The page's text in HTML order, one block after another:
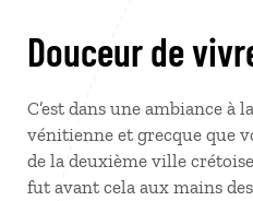
Douceur de
C’est dans une ambiance à
vénitienne et grecque que
de la deuxième ville
fut avant cela aux mains